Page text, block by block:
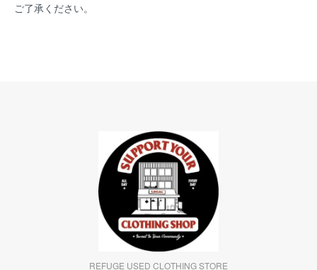
ご了承ください。
REFUGE USED CLOTHING STORE